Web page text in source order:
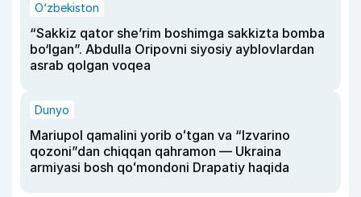
O‘zbekiston
“Sakkiz qator she’rim boshimga sakkizta bomba
bo‘lgan”. Abdulla Oripovni siyosiy ayblovlardan
asrab qolgan voqea
Dunyo
Mariupol qamalini yorib oʻtgan va “Izvarino
qozoni”dan chiqqan qahramon — Ukraina
armiyasi bosh qoʻmondoni Drapatiy haqida